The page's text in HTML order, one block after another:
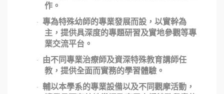
作。
· 專為特殊幼師的專業發展而設，以實幹為
主，提供具深度的專題研習及實地參觀等專
業交流平台。
·
由不同專業治療師及資深特殊教育講師任
教，提供全面而實務的學習體驗。
· 輔以本學系的專業設備以及不同觀摩活動，